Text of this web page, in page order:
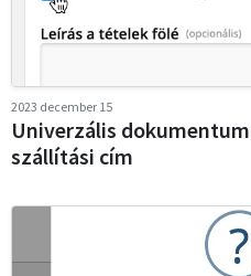
2023 december 15
Univerzális
szállítási cím